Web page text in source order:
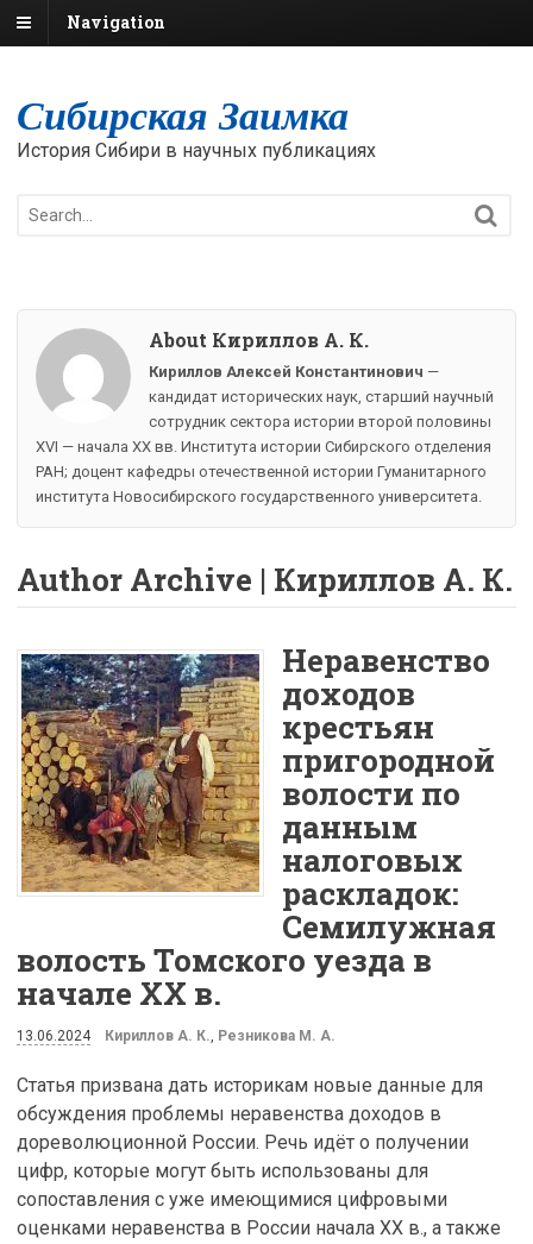
Navigation
Сибирская Заимка
История Сибири в научных публикациях
About Кириллов А. К.
Кириллов Алексей Константинович —
кандидат исторических наук, старший научный
сотрудник сектора истории второй половины
XVI — начала ХХ вв. Института истории Сибирского отделения
РАН; доцент кафедры отечественной истории Гуманитарного
института Новосибирского государственного университета.
Author Archive | Кириллов А. К.
Неравенство
доходов
крестьян
пригородной
волости по
данным
налоговых
раскладок:
Семилужная
волость Томского уезда в
начале XX в.
13.06.2024 Кириллов А. К. Резникова М. А.
Статья призвана дать историкам новые данные для
обсуждения проблемы неравенства доходов в
дореволюционной России. Речь идёт о получении
цифр, которые могут быть использованы для
сопоставления с уже имеющимися цифровыми
оценками неравенства в России начала XX в., а также